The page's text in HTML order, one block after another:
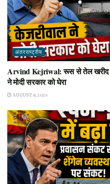
अंतरराष्ट्रीय
Arvind Kejriwal: रूस से तेल खरीद
ने मोदी सरकार को घेरा
AUGUST 8, 2026